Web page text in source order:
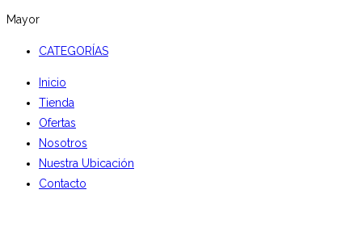
Mayor
CATEGORÍAS
Inicio
Tienda
Ofertas
Nosotros
Nuestra Ubicación
Contacto